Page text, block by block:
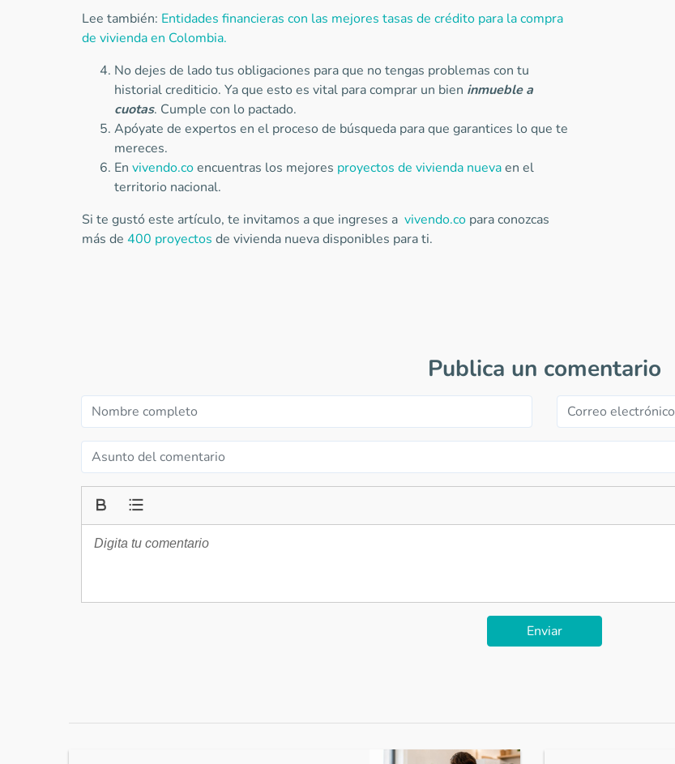
Lee también: Entidades financieras con las mejores tasas de crédito para la compra
de vivienda en Colombia.
No dejes de lado tus obligaciones para que no tengas problemas con tu
historial crediticio. Ya que esto es vital para comprar un bien inmueble a
cuotas. Cumple con lo pactado.
Apóyate de expertos en el proceso de búsqueda para que garantices lo que te
mereces.
En vivendo.coencuentras los mejores proyectos de vivienda nuevaen el
territorio nacional.
Si te gustó este artículo, te invitamos a que ingreses a vivendo.copara conozcas
más de 400 proyectos de vivienda nueva disponibles para ti.
Publica un comentario
Enviar